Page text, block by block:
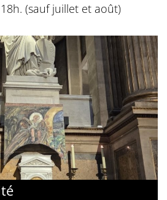
(sauf juillet et août)